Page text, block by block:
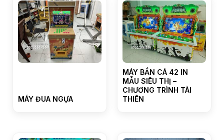
MÁY ĐUA NGỰA
MÁY BẮN CÁ 42 IN
MẪU SIÊU THỊ –
CHƯƠNG TRÌNH TÀI
THIÊN